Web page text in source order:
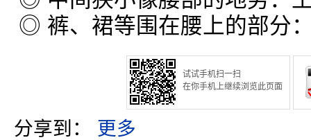
◎ 裤、裙等围在腰上的部分
试试手机扫一扫
在你手机上继续浏览此页面
分享到： 更多